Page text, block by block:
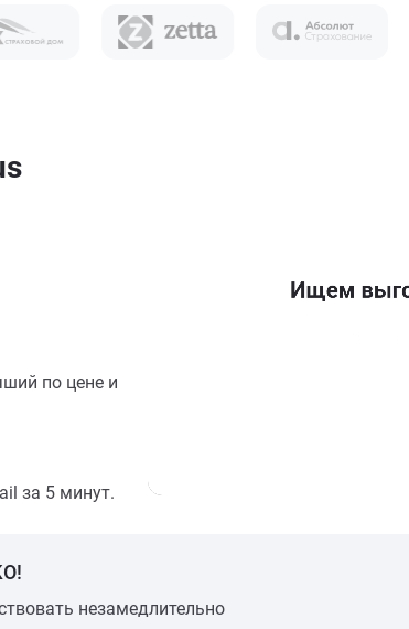
по цене и
за 5 минут.
незамедлительно